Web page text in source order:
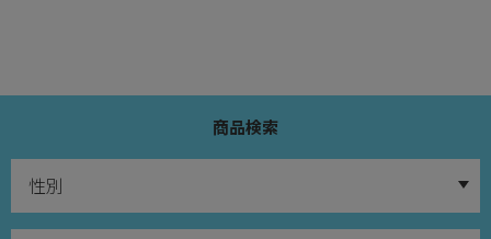
商品検索